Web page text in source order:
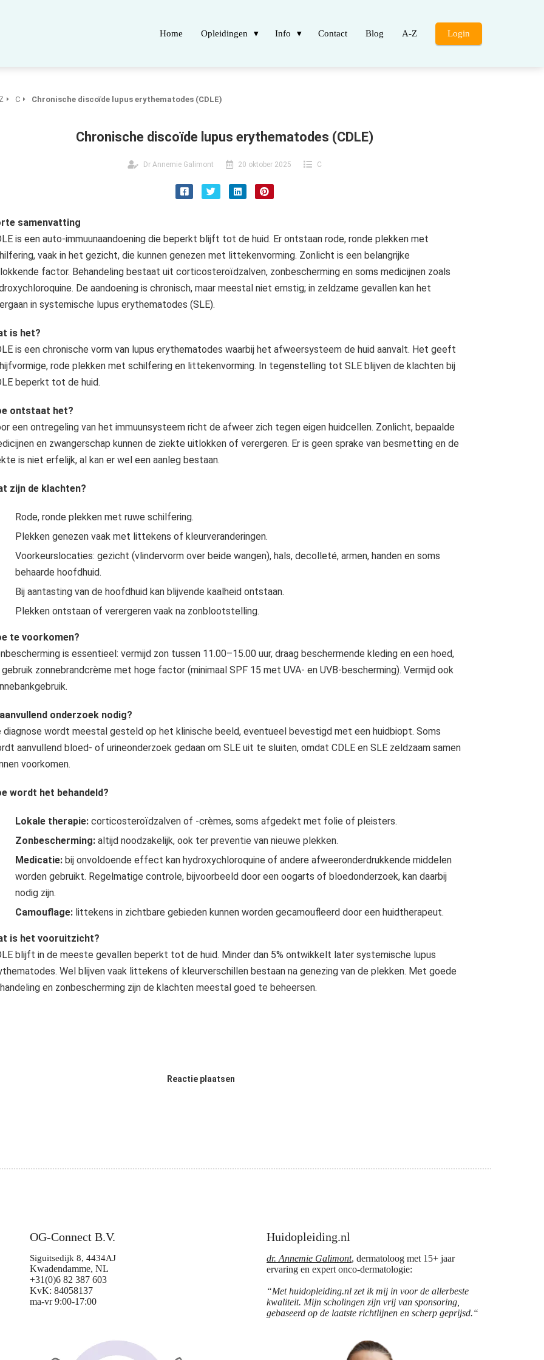
Home Opleidingen Info Contact Blog A-Z Login
C Chronische discoïde lupus erythematodes (CDLE)
Chronische discoïde lupus erythematodes (CDLE)
Dr Annemie Galimont 20 oktober 2025 C
samenvatting
is een auto-immuunaandoening die beperkt blijft tot de huid. Er ontstaan rode, ronde plekken met
vaak in het gezicht, die kunnen genezen met littekenvorming. Zonlicht is een belangrijke
factor. Behandeling bestaat uit corticosteroïdzalven, zonbescherming en soms medicijnen zoals
De aandoening is chronisch, maar meestal niet ernstig; in zeldzame gevallen kan het
in systemische lupus erythematodes (SLE).
is het?
is een chronische vorm van lupus erythematodes waarbij het afweersysteem de huid aanvalt. Het geeft
rode plekken met schilfering en littekenvorming. In tegenstelling tot SLE blijven de klachten bij
beperkt tot de huid.
ontstaat het?
een ontregeling van het immuunsysteem richt de afweer zich tegen eigen huidcellen. Zonlicht, bepaalde
en zwangerschap kunnen de ziekte uitlokken of verergeren. Er is geen sprake van besmetting en de
is niet erfelijk, al kan er wel een aanleg bestaan.
zijn de klachten?
Rode, ronde plekken met ruwe schilfering.
Plekken genezen vaak met littekens of kleurveranderingen.
Voorkeurslocaties: gezicht (vlindervorm over beide wangen), hals, decolleté, armen, handen en soms
behaarde hoofdhuid.
Bij aantasting van de hoofdhuid kan blijvende kaalheid ontstaan.
Plekken ontstaan of verergeren vaak na zonblootstelling.
te voorkomen?
is essentieel: vermijd zon tussen 11.00–15.00 uur, draag beschermende kleding en een hoed,
gebruik zonnebrandcrème met hoge factor (minimaal SPF 15 met UVA- en UVB-bescherming). Vermijd ook
onderzoek nodig?
diagnose wordt meestal gesteld op het klinische beeld, eventueel bevestigd met een huidbiopt. Soms
aanvullend bloed- of urineonderzoek gedaan om SLE uit te sluiten, omdat CDLE en SLE zeldzaam samen
voorkomen.
wordt het behandeld?
Lokale therapie:corticosteroïdzalven of -crèmes, soms afgedekt met folie of pleisters.
Zonbescherming:altijd noodzakelijk, ook ter preventie van nieuwe plekken.
Medicatie:bij onvoldoende effect kan hydroxychloroquine of andere afweeronderdrukkende middelen
worden gebruikt. Regelmatige controle, bijvoorbeeld door een oogarts of bloedonderzoek, kan daarbij
nodig zijn.
Camouflage:littekens in zichtbare gebieden kunnen worden gecamoufleerd door een huidtherapeut.
is het vooruitzicht?
blijft in de meeste gevallen beperkt tot de huid. Minder dan 5% ontwikkelt later systemische lupus
Wel blijven vaak littekens of kleurverschillen bestaan na genezing van de plekken. Met goede
en zonbescherming zijn de klachten meestal goed te beheersen.
Reactie plaatsen
OG-Connect B.V.
Siguitsedijk 8, 4434AJ
Kwadendamme, NL
+31(0)6 82 387 603
KvK: 84058137
ma-vr 9:00-17:00
Huidopleiding.nl
dr. Annemie Galimont, dermatoloog met 15+ jaar
ervaring en expert onco-dermatologie:
“Met huidopleiding.nl zet ik mij in voor de allerbeste
kwaliteit. Mijn scholingen zijn vrij van sponsoring,
gebaseerd op de laatste richtlijnen en scherp geprijsd.“